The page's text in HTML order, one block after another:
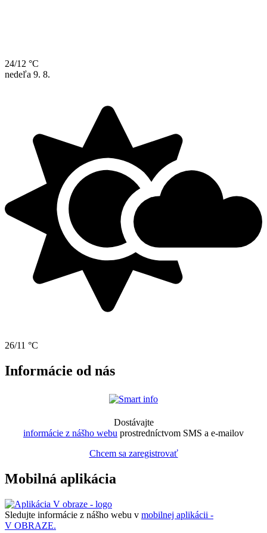
24/12 °C
nedeľa 9. 8.
26/11 °C
Informácie od nás
Dostávajte
informácie z nášho webu prostredníctvom SMS a e-mailov
Chcem sa zaregistrovať
Mobilná aplikácia
Sledujte informácie z nášho webu v mobilnej aplikácii -
V OBRAZE.